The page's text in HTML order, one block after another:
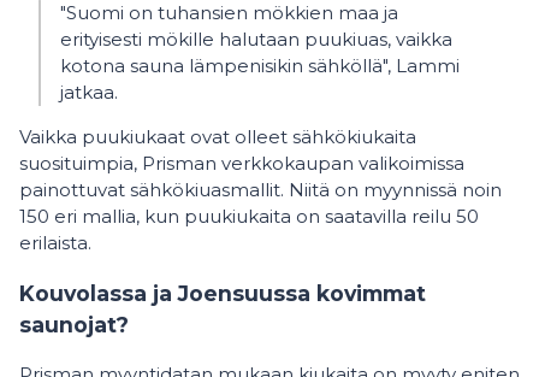
"Suomi on tuhansien mökkien maa ja
erityisesti mökille halutaan puukiuas, vaikka
kotona sauna lämpenisikin sähköllä", Lammi
jatkaa.
Vaikka puukiukaat ovat olleet sähkökiukaita
suosituimpia, Prisman verkkokaupan valikoimissa
painottuvat sähkökiuasmallit. Niitä on myynnissä noin
150 eri mallia, kun puukiukaita on saatavilla reilu 50
erilaista.
Kouvolassa ja Joensuussa kovimmat
saunojat?